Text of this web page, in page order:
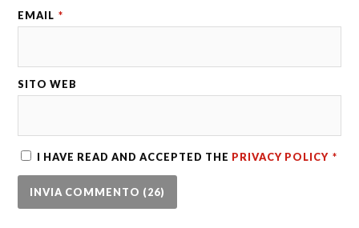
EMAIL *
SITO WEB
I HAVE READ AND ACCEPTED THE PRIVACY POLICY *